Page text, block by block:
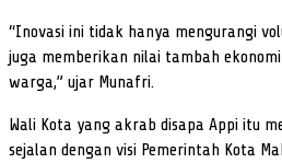
“Inovasi ini tidak hanya mengurangi
juga memberikan nilai tambah
warga,” ujar Munafri.
Wali Kota yang akrab disapa Appi itu
sejalan dengan visi Pemerintah Kota